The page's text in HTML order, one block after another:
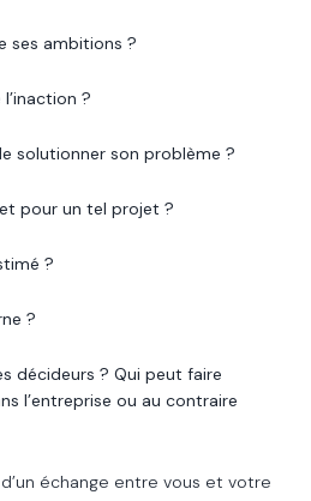
ses ambitions ?
?
solutionner son problème ?
pour un tel projet ?
?
?
décideurs ? Qui peut faire
l’entreprise ou au contraire
d’un échange entre vous et votre